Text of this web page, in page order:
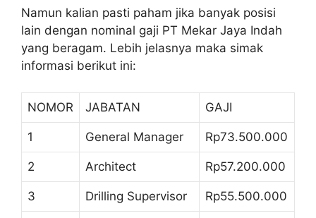
Namun kalian pasti paham jika banyak posisi
lain dengan nominal gaji PT Mekar Jaya Indah
yang beragam. Lebih jelasnya maka simak
informasi berikut ini:
NOMOR JABATAN GAJI
1 General Manager Rp73.500.000
2 Architect Rp57.200.000
3 Drilling Supervisor Rp55.500.000